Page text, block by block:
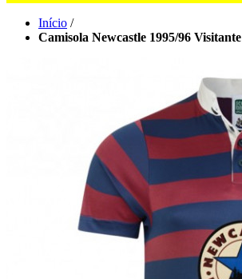
Início /
Camisola Newcastle 1995/96 Visitante